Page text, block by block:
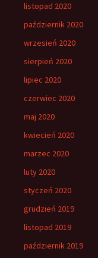
listopad 2020
październik 2020
wrzesień 2020
sierpień 2020
lipiec 2020
czerwiec 2020
maj 2020
kwiecień 2020
marzec 2020
luty 2020
styczeń 2020
grudzień 2019
listopad 2019
październik 2019